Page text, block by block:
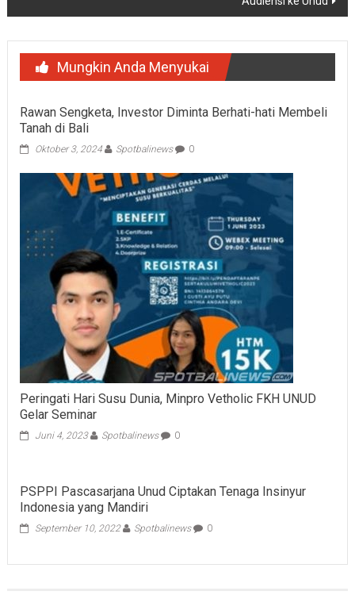
Mungkin Anda Menyukai
Rawan Sengketa, Investor Diminta Berhati-hati Membeli
Tanah di Bali
Oktober 3, 2024 Spotbalinews 0
Peringati Hari Susu Dunia, Minpro Vetholic FKH UNUD
Gelar Seminar
Juni 4, 2023 Spotbalinews 0
PSPPI Pascasarjana Unud Ciptakan Tenaga Insinyur
Indonesia yang Mandiri
September 10, 2022 Spotbalinews 0